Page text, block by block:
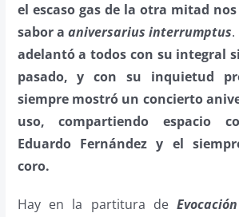
el escaso gas de la otra mitad
sabor aaniversarius interrumptus.
adelantó a todos con su integral
pasado, y con su inquietud
siempre mostró un concierto
uso, compartiendo espacio
Eduardo Fernández y el
coro.
Hay en la partitura deEvocación